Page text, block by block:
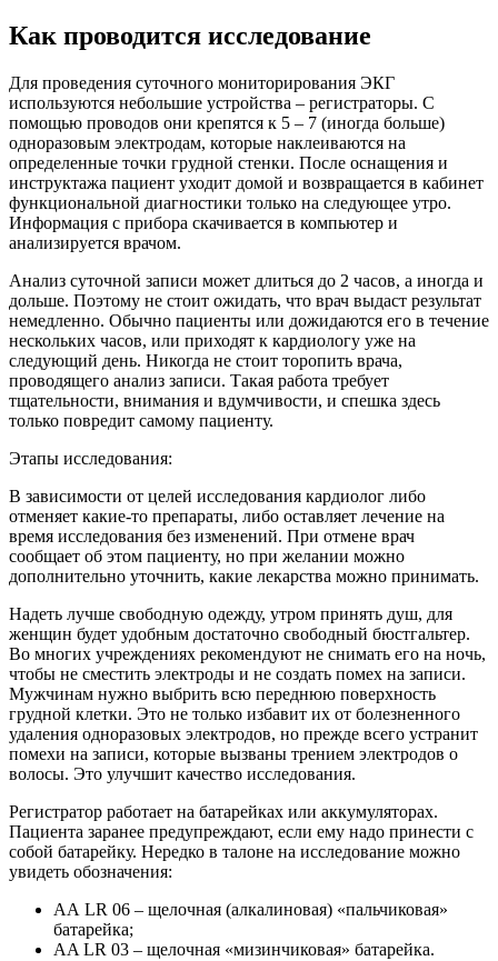
Как проводится исследование
Для проведения суточного мониторирования ЭКГ
используются небольшие устройства – регистраторы. С
помощью проводов они крепятся к 5 – 7 (иногда больше)
одноразовым электродам, которые наклеиваются на
определенные точки грудной стенки. После оснащения и
инструктажа пациент уходит домой и возвращается в кабинет
функциональной диагностики только на следующее утро.
Информация с прибора скачивается в компьютер и
анализируется врачом.
Анализ суточной записи может длиться до 2 часов, а иногда и
дольше. Поэтому не стоит ожидать, что врач выдаст результат
немедленно. Обычно пациенты или дожидаются его в течение
нескольких часов, или приходят к кардиологу уже на
следующий день. Никогда не стоит торопить врача,
проводящего анализ записи. Такая работа требует
тщательности, внимания и вдумчивости, и спешка здесь
только повредит самому пациенту.
Этапы исследования:
В зависимости от целей исследования кардиолог либо
отменяет какие-то препараты, либо оставляет лечение на
время исследования без изменений. При отмене врач
сообщает об этом пациенту, но при желании можно
дополнительно уточнить, какие лекарства можно принимать.
Надеть лучше свободную одежду, утром принять душ, для
женщин будет удобным достаточно свободный бюстгальтер.
Во многих учреждениях рекомендуют не снимать его на ночь,
чтобы не сместить электроды и не создать помех на записи.
Мужчинам нужно выбрить всю переднюю поверхность
грудной клетки. Это не только избавит их от болезненного
удаления одноразовых электродов, но прежде всего устранит
помехи на записи, которые вызваны трением электродов о
волосы. Это улучшит качество исследования.
Регистратор работает на батарейках или аккумуляторах.
Пациента заранее предупреждают, если ему надо принести с
собой батарейку. Нередко в талоне на исследование можно
увидеть обозначения:
АА LR 06 – щелочная (алкалиновая) «пальчиковая»
батарейка;
AA LR 03 – щелочная «мизинчиковая» батарейка.